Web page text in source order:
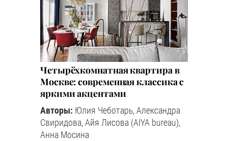
Четырёхкомнатная квартира в
Москве: современная классика с
яркими акцентами
Авторы: Юлия Чеботарь, Александра
Свиридова, Айя Лисова (AIYA bureau),
Анна Мосина